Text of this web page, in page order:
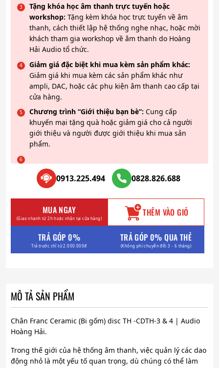
Tặng khóa học âm thanh trực tuyến hoặc
workshop: Tặng kèm khóa học trực tuyến về âm
thanh, cách thiết lập hệ thống nghe nhạc, hoặc mời
khách tham gia workshop về âm thanh do Hoàng
Hải Audio tổ chức.
Giảm giá đặc biệt khi mua kèm sản phẩm khác:
Giảm giá khi mua kèm các sản phẩm khác như
ampli, DAC, hoặc các phụ kiện âm thanh cao cấp tại
cửa hàng.
Chương trình “Giới thiệu bạn bè”: Cung cấp
khuyến mại tặng quà hoặc giảm giá cho cả người
giới thiệu và người được giới thiệu khi mua sản
phẩm.
0913.225.494 0828.826.688
MUA NGAY
(Giao nhanh từ 2h hoặc nhận tại cửa hàng) THÊM VÀO GIỎ
TRẢ GÓP 0%
Trả trước chỉ từ 2.000.000đ
TRẢ GÓP 0% QUA THẺ
(Không phí chuyển đổi 3 - 6 tháng)
MÔ TẢ SẢN PHẨM
Chân Franc Ceramic (Bi gốm) disc TH -CDTH-3 & 4 | Audio
Hoàng Hải.
Trong thế giới của hệ thống âm thanh, việc quản lý các dao
động nhỏ là một yếu tố quan trọng, dù chúng có thể làm